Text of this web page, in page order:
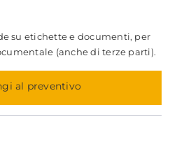
su etichette e documenti, per
(anche di terze parti).
al preventivo